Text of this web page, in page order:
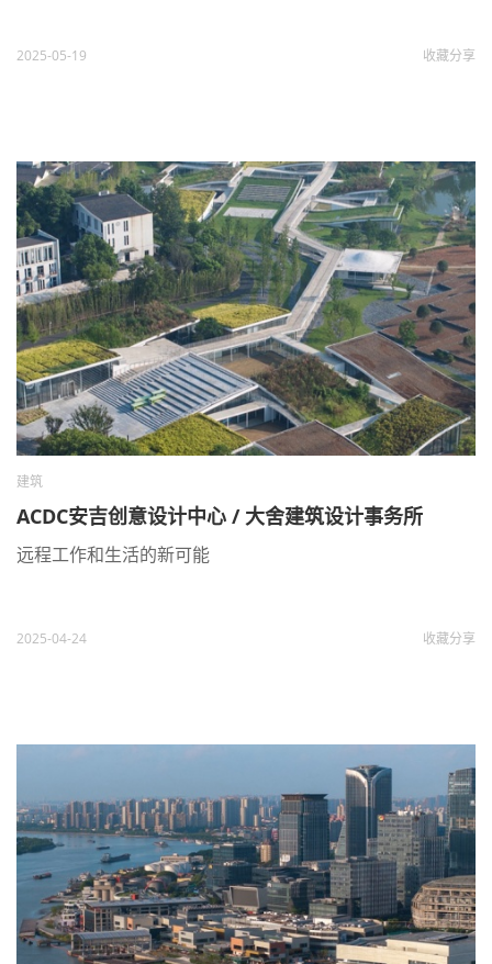
2025-05-19 收藏分享
建筑
ACDC安吉创意设计中心 / 大舍建筑设计事务所
远程工作和生活的新可能
2025-04-24 收藏分享